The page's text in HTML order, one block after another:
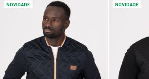
NOVIDADE NOVIDADE